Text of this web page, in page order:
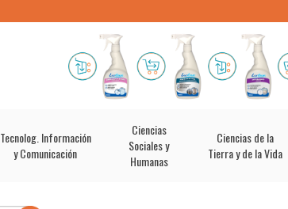
Tecnolog. Información
y Comunicación
Ciencias
Sociales y
Humanas
Ciencias de la
Tierra y de la Vida